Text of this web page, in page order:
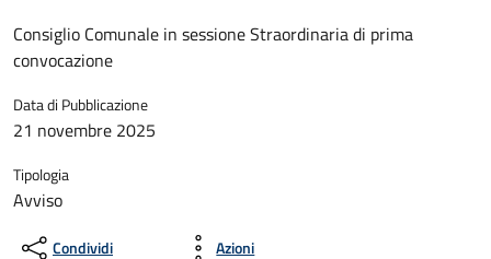
Consiglio Comunale in sessione Straordinaria di prima
convocazione
Data di Pubblicazione
21 novembre 2025
Tipologia
Avviso
Condividi Azioni